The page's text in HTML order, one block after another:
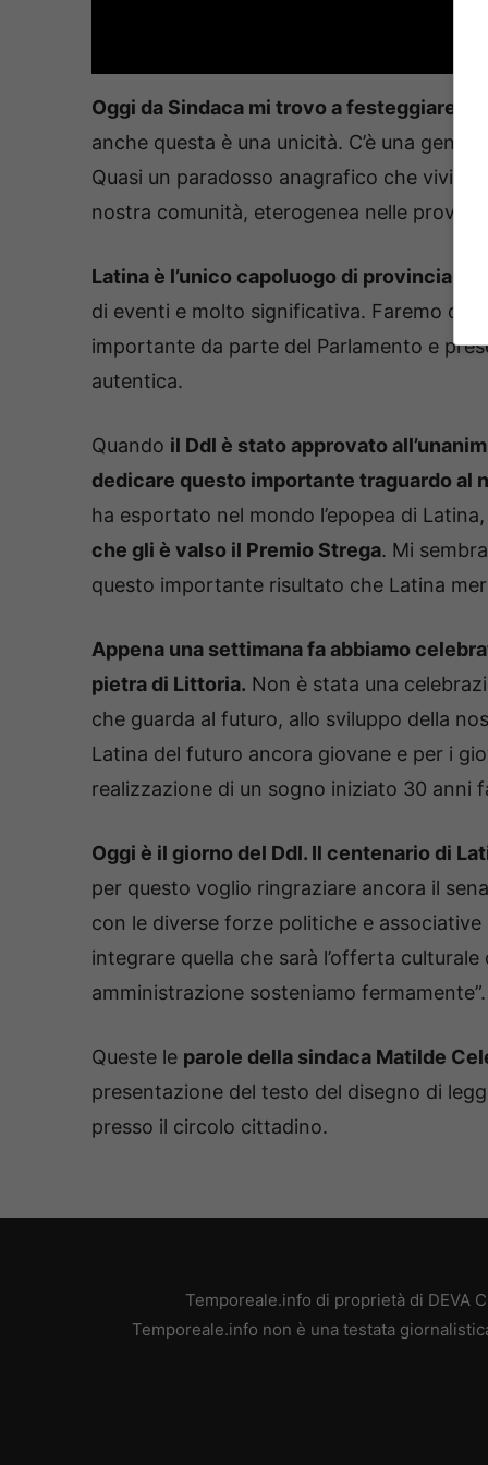
Oggi da Sindaca mi trovo a festeggiare
anche questa è una unicità. C’è una
Quasi un paradosso anagrafico che
nostra comunità, eterogenea nelle
Latina è l’unico capoluogo di provincia
di eventi e molto significativa. Faremo
importante da parte del Parlamento e
autentica.
Quando il Ddl è stato approvato
dedicare questo importante traguardo al
ha esportato nel mondo l’epopea di
che gli è valso il Premio Strega. Mi
questo importante risultato che Latina
Appena una settimana fa abbiamo
pietra di Littoria. Non è stata una
che guarda al futuro, allo sviluppo della
Latina del futuro ancora giovane e per i
realizzazione di un sogno iniziato 30 anni
Oggi è il giorno del Ddl. Il centenario di
per questo voglio ringraziare ancora il
con le diverse forze politiche e
integrare quella che sarà l’offerta
amministrazione sosteniamo fermamente”.
Queste le parole della sindaca Matilde
presentazione del testo del disegno di
presso il circolo cittadino.
Temporeale.info di proprietà di DEVA
Temporeale.info non è una testata